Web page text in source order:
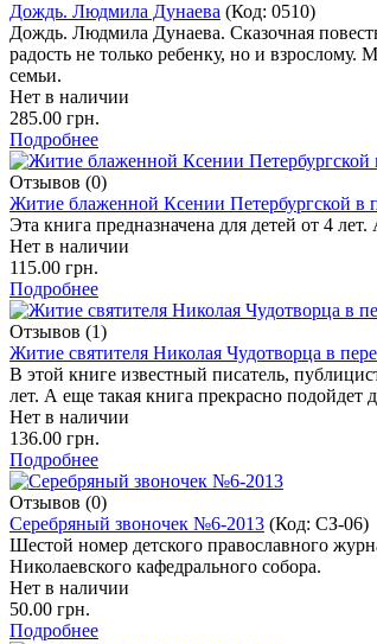
Дождь. Людмила Дунаева (Код: 0510)
Дождь. Людмила Дунаева. Сказочная
радость не только ребенку, но и
семьи.
Нет в наличии
285.00 грн.
Подробнее
Отзывов (0)
Житие блаженной Ксении Петербургской в
Эта книга предназначена для детей от 4
Нет в наличии
115.00 грн.
Подробнее
Отзывов (1)
Житие святителя Николая Чудотворца в
В этой книге известный писатель,
лет. А еще такая книга прекрасно подойдет
Нет в наличии
136.00 грн.
Подробнее
Отзывов (0)
Серебряный звоночек №6-2013 (Код: СЗ-06)
Шестой номер детского православного
Николаевского кафедрального собора.
Нет в наличии
50.00 грн.
Подробнее